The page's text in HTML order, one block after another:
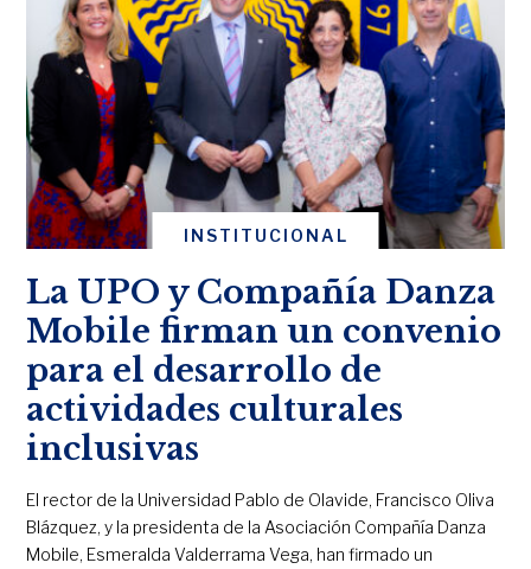
INSTITUCIONAL
La UPO y Compañía Danza
Mobile firman un convenio
para el desarrollo de
actividades culturales
inclusivas
El rector de la Universidad Pablo de Olavide, Francisco Oliva
Blázquez, y la presidenta de la Asociación Compañía Danza
Mobile, Esmeralda Valderrama Vega, han firmado un